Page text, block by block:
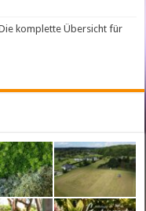
komplette Übersicht für